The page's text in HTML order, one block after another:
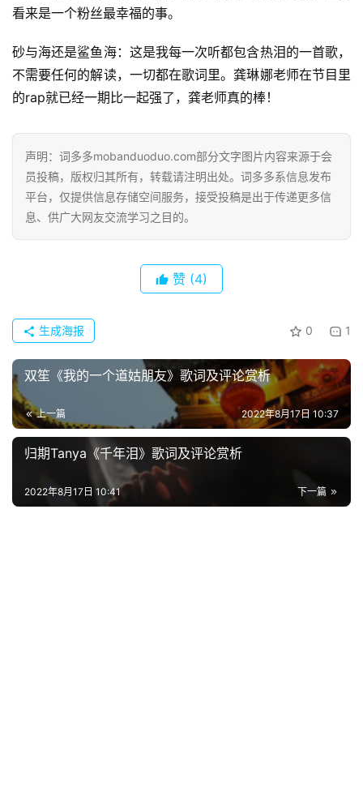
首
页
词
好
句
经
古
今
词
常
用
贺
登录 注册
看来是一个粉丝最幸福的事。
砂与海还是鲨鱼海：这是我每一次听都包含热泪的一首歌，
不需要任何的解读，一切都在歌词里。龚琳娜老师在节目里
的rap就已经一期比一起强了，龚老师真的棒！
声明：词多多mobanduoduo.com部分文字图片内容来源于会
员投稿，版权归其所有，转载请注明出处。词多多系信息发布
平台，仅提供信息存储空间服务，接受投稿是出于传递更多信
息、供广大网友交流学习之目的。
赞 (4)
0 1
生成海报
双笙《我的一个道姑朋友》歌词及评论赏析
上一篇 2022年8月17日 10:37
归期Tanya《千年泪》歌词及评论赏析
下一篇
2022年8月17日 10:41